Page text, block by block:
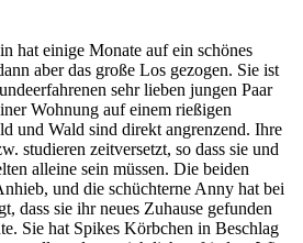
hat einige Monate auf ein schönes
aber das große Los gezogen. Sie ist
sehr lieben jungen Paar
Wohnung auf einem rießigen
und Wald sind direkt angrenzend. Ihre
studieren zeitversetzt, so dass sie und
alleine sein müssen. Die beiden
und die schüchterne Anny hat bei
dass sie ihr neues Zuhause gefunden
Sie hat Spikes Körbchen in Beschlag